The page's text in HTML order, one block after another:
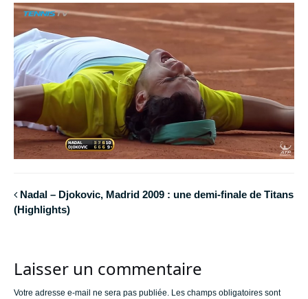
Nadal – Djokovic, Madrid 2009 : une demi-finale de Titans
(Highlights)
Laisser un commentaire
Votre adresse e-mail ne sera pas publiée. Les champs obligatoires sont